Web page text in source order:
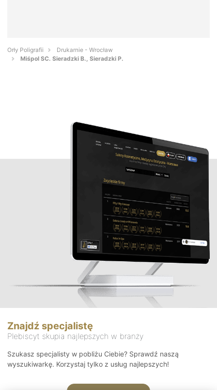
Orły Poligrafii
Drukarnie - Wrocław
Miśpol SC. Sieradzki B., Sieradzki P.
Znajdź specjalistę
Plebiscyt skupia najlepszych w branży
Szukasz specjalisty w pobliżu Ciebie? Sprawdź naszą
wyszukiwarkę. Korzystaj tylko z usług najlepszych!